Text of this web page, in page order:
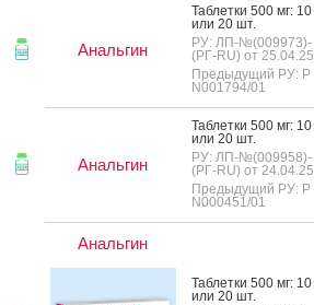
Анальгин
Таб­летки 500 мг: 10
или 20 шт.
РУ: ЛП-№(009973)-
(РГ-RU) от 25.04.25
Предыдущий РУ: Р
N001794/01
Анальгин
Таб­летки 500 мг: 10
или 20 шт.
РУ: ЛП-№(009958)-
(РГ-RU) от 24.04.25
Предыдущий РУ: Р
N000451/01
Анальгин
Таб­летки 500 мг: 10
или 20 шт.